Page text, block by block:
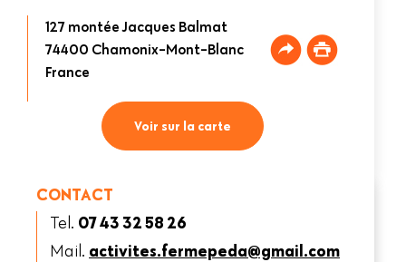
127 montée Jacques Balmat
74400 Chamonix-Mont-Blanc
France
Voir sur la carte
CONTACT
Tel. 07 43 32 58 26
Mail. activites.fermepeda@gmail.com